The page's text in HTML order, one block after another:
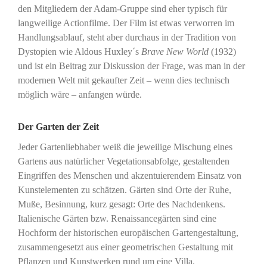
den Mitgliedern der Adam-Gruppe sind eher typisch für
langweilige Actionfilme. Der Film ist etwas verworren im
Handlungsablauf, steht aber durchaus in der Tradition von
Dystopien wie Aldous Huxley´s Brave New World(1932)
und ist ein Beitrag zur Diskussion der Frage, was man in der
modernen Welt mit gekaufter Zeit – wenn dies technisch
möglich wäre – anfangen würde.
Der Garten der Zeit
Jeder Gartenliebhaber weiß die jeweilige Mischung eines
Gartens aus natürlicher Vegetationsabfolge, gestaltenden
Eingriffen des Menschen und akzentuierendem Einsatz von
Kunstelementen zu schätzen. Gärten sind Orte der Ruhe,
Muße, Besinnung, kurz gesagt: Orte des Nachdenkens.
Italienische Gärten bzw. Renaissancegärten sind eine
Hochform der historischen europäischen Gartengestaltung,
zusammengesetzt aus einer geometrischen Gestaltung mit
Pflanzen und Kunstwerken rund um eine Villa.